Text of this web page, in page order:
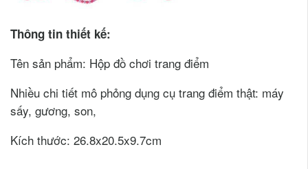
Thông tin thiết kế:
Tên sản phẩm: Hộp đồ chơi trang điểm
Nhiều chi tiết mô phỏng dụng cụ trang điểm thật: máy
sấy, gương, son,
Kích thước: 26.8x20.5x9.7cm